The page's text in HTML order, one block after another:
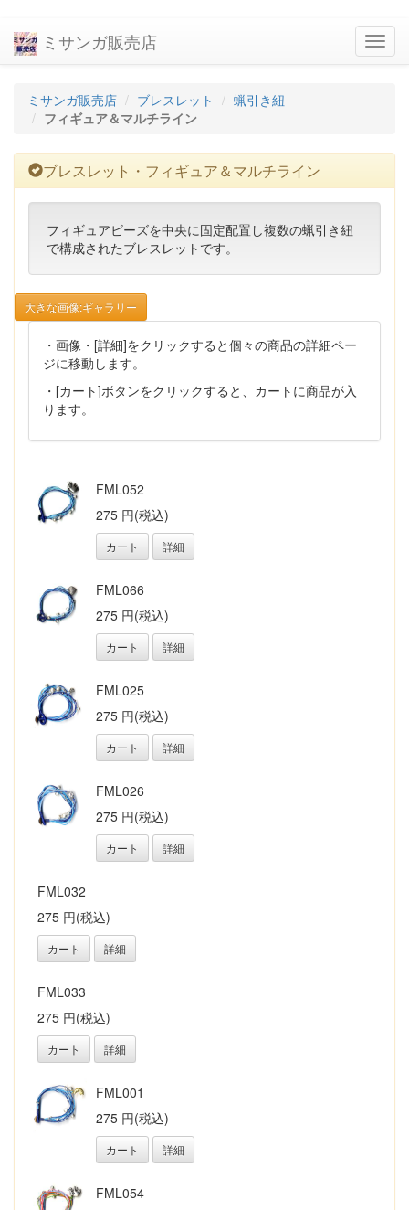
ミサンガ販売店
ミサンガ販売店 ブレスレット
蝋引き紐
フィギュア＆マルチライン
ブレスレット・フィギュア＆マルチライン
フィギュアビーズを中央に固定配置し複数の蝋引き紐
で構成されたブレスレットです。
大きな画像:ギャラリー
・画像・[詳細]をクリックすると個々の商品の詳細ペー
ジに移動します。
・[カート]ボタンをクリックすると、カートに商品が入
ります。
FML052
275 円(税込)
カート 詳細
FML066
275 円(税込)
カート 詳細
FML025
275 円(税込)
カート 詳細
FML026
275 円(税込)
カート 詳細
FML032
275 円(税込)
カート 詳細
FML033
275 円(税込)
カート 詳細
FML001
275 円(税込)
カート 詳細
FML054